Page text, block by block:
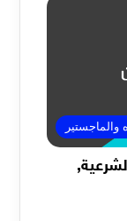
والماجستير